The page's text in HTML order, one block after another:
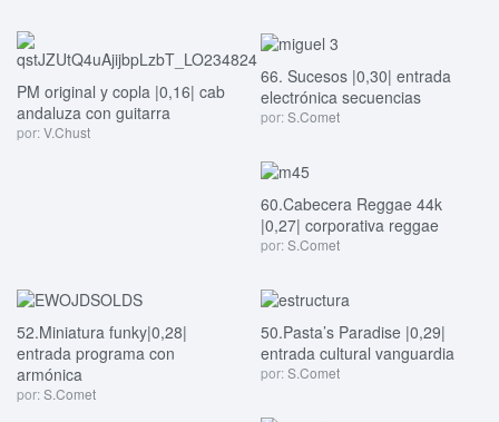
PM original y copla |0,16| cab
andaluza con guitarra
por:V.Chust
66. Sucesos |0,30| entrada
electrónica secuencias
por:S.Comet
60.Cabecera Reggae 44k
|0,27| corporativa reggae
por:S.Comet
52.Miniatura funky|0,28|
entrada programa con
armónica
por:S.Comet
50.Pasta’s Paradise |0,29|
entrada cultural vanguardia
por:S.Comet